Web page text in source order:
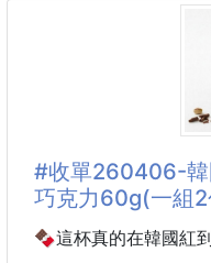
裝湯湯水水不怕漏出
優質PE材質，安心看
無毒無味，安全耐用
貼心記錄
可寫上名字、日期
方便整理分類食材
現在韓國真的在狂掃
被秒殺到一盒不留，
IG、Threads狂洗版
⚠️⚠️團友都在敲碗的
咬下去那聲「咔滋」
#收單260406-韓
巧克力60g(一組2
🍫這杯真的在韓國紅